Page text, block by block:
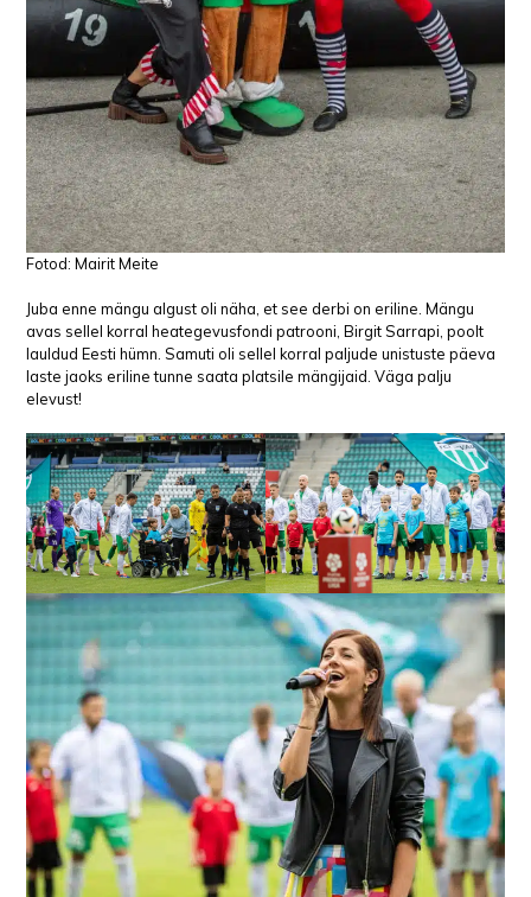
Fotod: Mairit Meite
Juba enne mängu algust oli näha, et see derbi on eriline. Mängu
avas sellel korral heategevusfondi patrooni, Birgit Sarrapi, poolt
lauldud Eesti hümn. Samuti oli sellel korral paljude unistuste päeva
laste jaoks eriline tunne saata platsile mängijaid. Väga palju
elevust!